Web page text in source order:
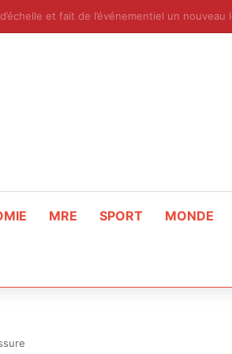
Nationale des Eaux et Forêts
MRE SPORT MONDE